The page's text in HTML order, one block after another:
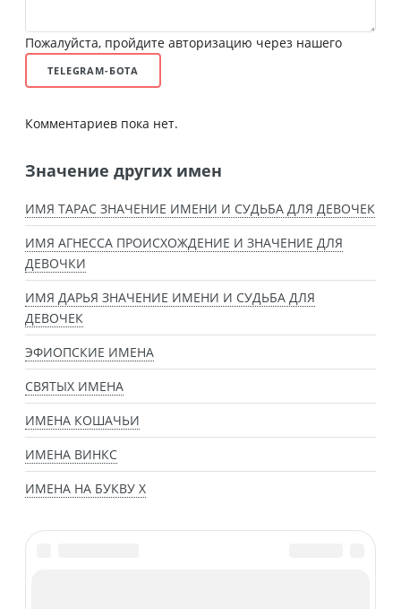
Пожалуйста, пройдите авторизацию через нашего
TELEGRAM-БОТА
Комментариев пока нет.
Значение других имен
ИМЯ ТАРАС ЗНАЧЕНИЕ ИМЕНИ И СУДЬБА ДЛЯ ДЕВОЧЕК
ИМЯ АГНЕССА ПРОИСХОЖДЕНИЕ И ЗНАЧЕНИЕ ДЛЯ
ДЕВОЧКИ
ИМЯ ДАРЬЯ ЗНАЧЕНИЕ ИМЕНИ И СУДЬБА ДЛЯ
ДЕВОЧЕК
ЭФИОПСКИЕ ИМЕНА
СВЯТЫХ ИМЕНА
ИМЕНА КОШАЧЬИ
ИМЕНА ВИНКС
ИМЕНА НА БУКВУ Х